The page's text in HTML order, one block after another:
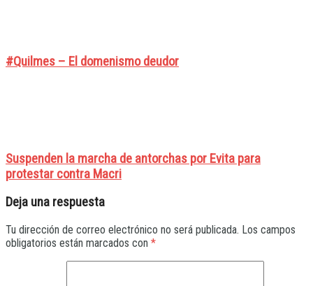
#Quilmes – El domenismo deudor
Suspenden la marcha de antorchas por Evita para
protestar contra Macri
Deja una respuesta
Tu dirección de correo electrónico no será publicada. Los campos
obligatorios están marcados con *